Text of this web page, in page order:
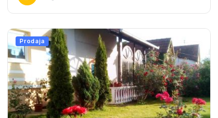
Prodaja